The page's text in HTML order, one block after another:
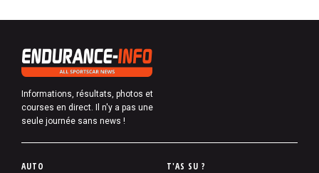
Informations, résultats, photos et
courses en direct. Il n'y a pas une
seule journée sans news !
P
AUTO T'AS SU ?